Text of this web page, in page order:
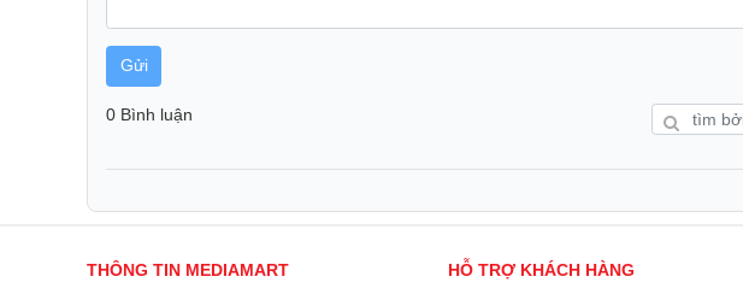
liệu nhựa cao cấp, phủ bóng và chống trầy xước cho Loa
Âm Thanh Vượt Trội
Gửi
0 Bình luận
THÔNG TIN MEDIAMART HỖ TRỢ KHÁCH HÀNG